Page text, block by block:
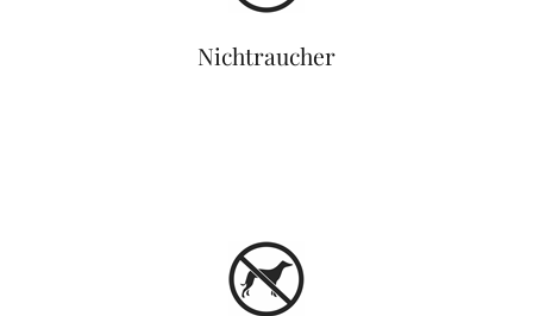
Nichtraucher